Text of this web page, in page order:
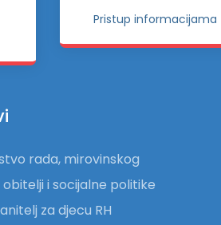
Pristup informacijama
rada, mirovinskog
i socijalne politike
za djecu RH